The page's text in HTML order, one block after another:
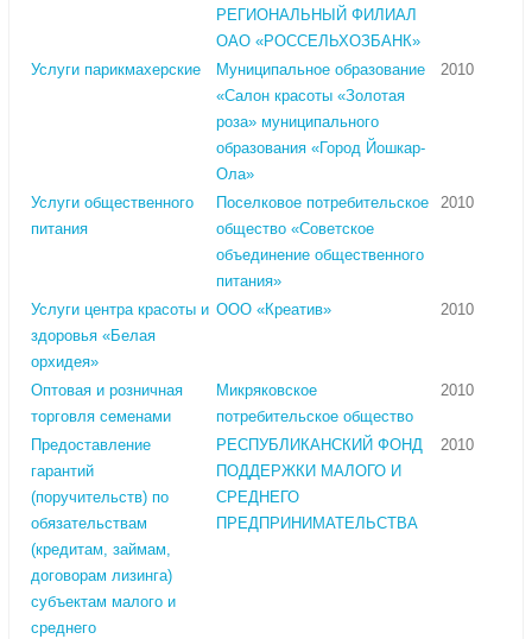
РЕГИОНАЛЬНЫЙ ФИЛИАЛ
ОАО «РОССЕЛЬХОЗБАНК»
Услуги парикмахерские
Муниципальное образование
«Салон красоты «Золотая
роза» муниципального
образования «Город Йошкар-
Ола»
2010
Услуги общественного
питания
Поселковое потребительское
общество «Советское
объединение общественного
питания»
2010
Услуги центра красоты и
здоровья «Белая
орхидея»
ООО «Креатив» 2010
Оптовая и розничная
торговля семенами
Микряковское
потребительское общество
2010
Предоставление
гарантий
(поручительств) по
обязательствам
(кредитам, займам,
договорам лизинга)
субъектам малого и
среднего
РЕСПУБЛИКАНСКИЙ ФОНД
ПОДДЕРЖКИ МАЛОГО И
СРЕДНЕГО
ПРЕДПРИНИМАТЕЛЬСТВА
2010